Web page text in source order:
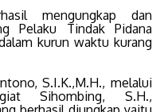
mengungkap dan
Pelaku Tindak Pidana
kurun waktu kurang
S.I.K.,M.H., melalui
Sihombing, S.H.,